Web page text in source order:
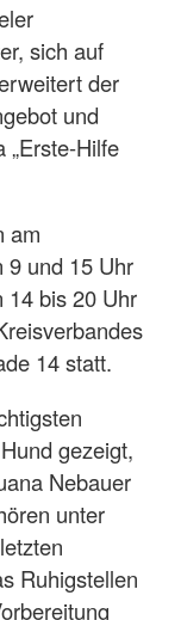
sich auf
der
und
„Erste-Hilfe
am
9 und 15 Uhr
14 bis 20 Uhr
14 statt.
gezeigt,
Nebauer
unter
Ruhigstellen